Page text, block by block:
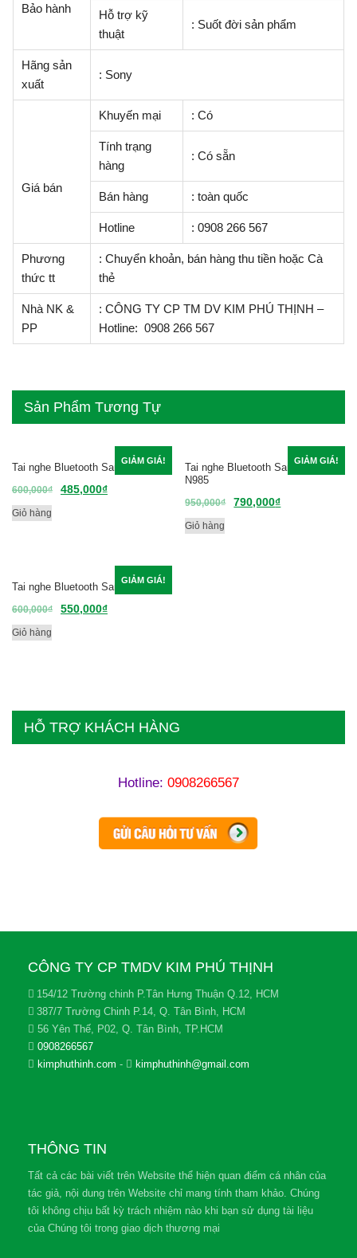
Bảo hành
Hỗ trợ kỹ
thuật
: Suốt đời sản phẩm
Hãng sản
xuất
: Sony
Giá bán
Khuyến mại : Có
Tính trạng
hàng
: Có sẵn
Bán hàng : toàn quốc
Hotline : 0908 266 567
Phương
thức tt
: Chuyển khoản, bán hàng thu tiền hoặc Cà
thẻ
Nhà NK &
PP
: CÔNG TY CP TM DV KIM PHÚ THỊNH –
Hotline: 0908 266 567
Sản Phẩm Tương Tự
GIẢM GIÁ!
Tai nghe Bluetooth Samsung S6
600,000₫ 485,000₫
Giỏ hàng
GIẢM GIÁ!
Tai nghe Bluetooth Samsung
N985
950,000₫ 790,000₫
Giỏ hàng
GIẢM GIÁ!
Tai nghe Bluetooth SamSung M1
600,000₫ 550,000₫
Giỏ hàng
HỖ TRỢ KHÁCH HÀNG
Hotline: 0908266567
CÔNG TY CP TMDV KIM PHÚ THỊNH
154/12 Trường chinh P.Tân Hưng Thuận Q.12, HCM
387/7 Trường Chinh P.14, Q. Tân Bình, HCM
56 Yên Thế, P02, Q. Tân Bình, TP.HCM
0908266567
kimphuthinh.com - kimphuthinh@gmail.com
THÔNG TIN
Tất cả các bài viết trên Website thể hiện quan điểm cá nhân của
tác giả, nội dung trên Website chỉ mang tính tham khảo. Chúng
tôi không chịu bất kỳ trách nhiệm nào khi bạn sử dụng tài liệu
của Chúng tôi trong giao dịch thương mại